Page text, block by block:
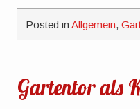
Posted inAllgemein,
Gartentor als